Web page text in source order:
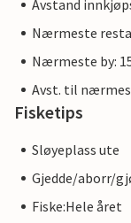
Avstand
Nærmeste
Nærmeste by:
Avst. til
Fisketips
Sløyeplass ute
Gjedde/aborr/
Fiske:Hele året